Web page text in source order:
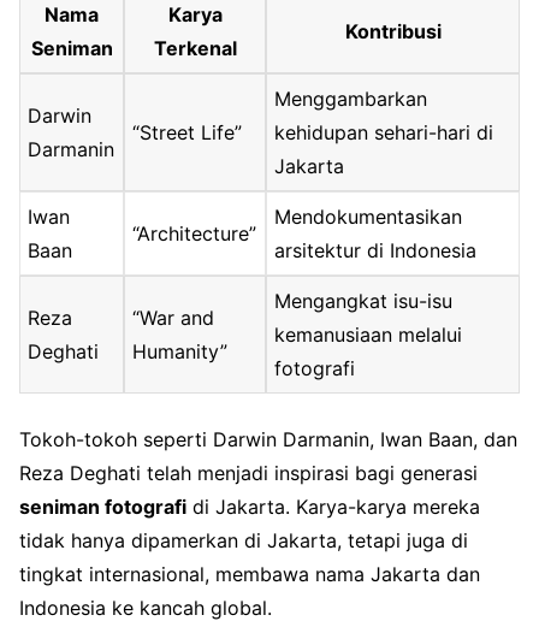
Nama
Seniman
Karya
Terkenal
Kontribusi
Darwin
Darmanin
“Street Life”
Menggambarkan
kehidupan sehari-hari di
Jakarta
Iwan
Baan
“Architecture”
Mendokumentasikan
arsitektur di Indonesia
Reza
Deghati
“War and
Humanity”
Mengangkat isu-isu
kemanusiaan melalui
fotografi
Tokoh-tokoh seperti Darwin Darmanin, Iwan Baan, dan
Reza Deghati telah menjadi inspirasi bagi generasi
seniman fotografi di Jakarta. Karya-karya mereka
tidak hanya dipamerkan di Jakarta, tetapi juga di
tingkat internasional, membawa nama Jakarta dan
Indonesia ke kancah global.